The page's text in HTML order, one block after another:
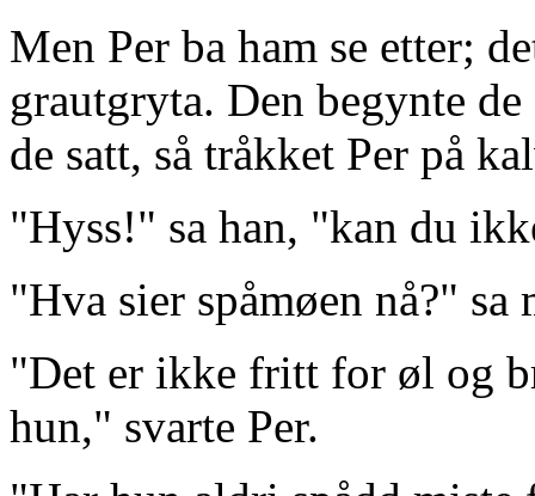
Men Per ba ham se etter;
grautgryta. Den begynte
de satt, så tråkket Per på
"Hyss!" sa han, "kan du
"Hva sier spåmøen nå?" sa
"Det er ikke fritt for øl og
hun," svarte Per.